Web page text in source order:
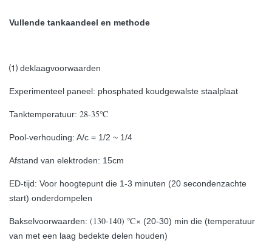
Vullende tankaandeel en methode
⑴ deklaagvoorwaarden
Experimenteel paneel: phosphated koudgewalste staalplaat
Tanktemperatuur: 28-35℃
Pool-verhouding: A/c = 1/2 ~ 1/4
Afstand van elektroden: 15cm
ED-tijd: Voor hoogtepunt die 1-3 minuten (20 secondenzachte
start) onderdompelen
Bakselvoorwaarden: (130-140) ℃× (20-30) min die (temperatuur
van met een laag bedekte delen houden)